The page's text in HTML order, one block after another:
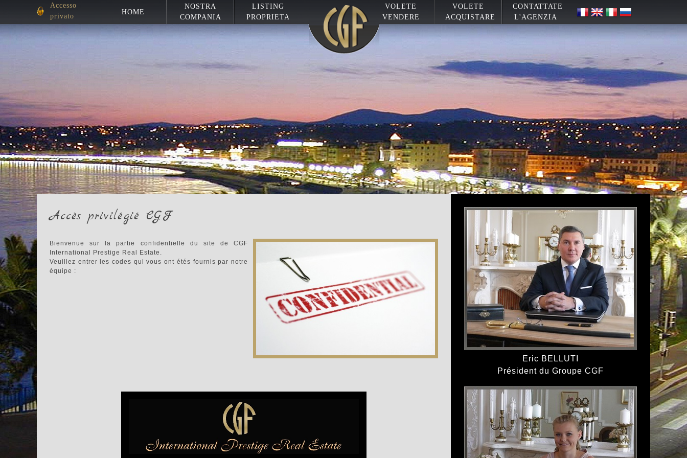
Accesso
privato
HOME
NOSTRA
COMPANIA
LISTING
PROPRIETA
VOLETE
VENDERE
VOLETE
ACQUISTARE
CONTATTATE
L'AGENZIA
Accès privilégié CGF
Bienvenue sur la partie confidentielle du site de CGF
International Prestige Real Estate.
Veuillez entrer les codes qui vous ont étés fournis par notre
équipe :
Eric BELLUTI
Président du Groupe CGF